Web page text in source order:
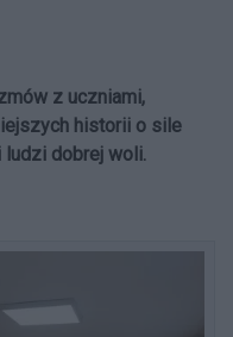
z uczniami,
historii o sile
ludzi dobrej woli.